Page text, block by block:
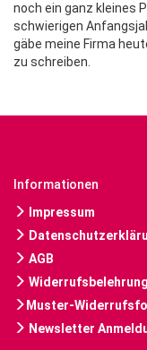
noch ein ganz kleines
schwierigen
gäbe meine Firma
zu schreiben.
Informationen
Impressum
AGB
Widerrufsbelehrung
Muster-
Newsletter